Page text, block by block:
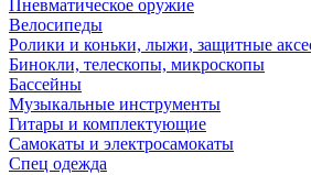
Пневматическое оружие
Велосипеды
Ролики и коньки, лыжи, защитные
Бинокли, телескопы, микроскопы
Бассейны
Музыкальные инструменты
Гитары и комплектующие
Самокаты и электросамокаты
Спец одежда